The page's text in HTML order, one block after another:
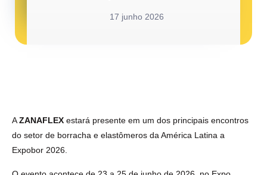
17 junho 2026
AZANAFLEX estará presente em um dos principais encontros
do setor de borracha e elastômeros da América Latina a
Expobor 2026.